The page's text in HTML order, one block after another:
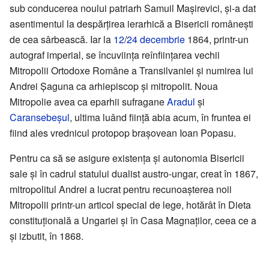
sub conducerea noului patriarh Samuil Mașirevici, și-a dat
asentimentul la despărțirea ierarhică a Bisericii românești
de cea sârbească. Iar la 12/24 decembrie 1864, printr-un
autograf imperial, se încuviința reînființarea vechii
Mitropolii Ortodoxe Române a Transilvaniei și numirea lui
Andrei Șaguna ca arhiepiscop și mitropolit. Noua
Mitropolie avea ca eparhii sufraganeAradul și
Caransebeșul, ultima luând ființă abia acum, în fruntea ei
fiind ales vrednicul protopop brașovean Ioan Popasu.
Pentru ca să se asigure existența și autonomia Bisericii
sale și în cadrul statului dualist austro-ungar, creat în 1867,
mitropolitul Andrei a lucrat pentru recunoașterea noii
Mitropolii printr-un articol special de lege, hotărât în Dieta
constituțională a Ungariei și în Casa Magnaților, ceea ce a
și izbutit, în 1868.